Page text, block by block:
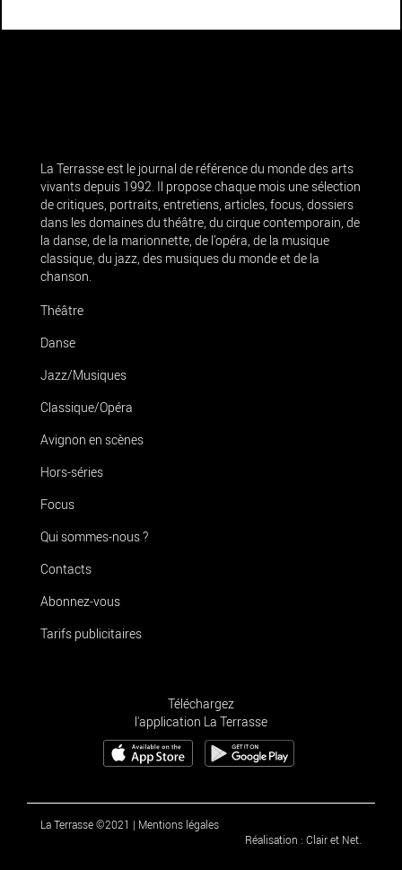
La Terrasse est le journal de référence du monde des arts
vivants depuis 1992. Il propose chaque mois une sélection
de critiques, portraits, entretiens, articles, focus, dossiers
dans les domaines du théâtre, du cirque contemporain, de
la danse, de la marionnette, de l’opéra, de la musique
classique, du jazz, des musiques du monde et de la
chanson.
Théâtre
Danse
Jazz/Musiques
Classique/Opéra
Avignon en scènes
Hors-séries
Focus
Qui sommes-nous ?
Contacts
Abonnez-vous
Tarifs publicitaires
Téléchargez
l'application La Terrasse
La Terrasse ©2021 | Mentions légales
Réalisation : Clair et Net.